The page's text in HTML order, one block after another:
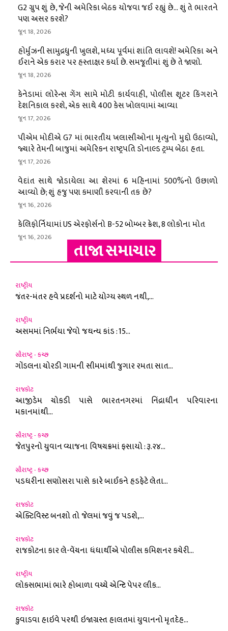
G2 ગ્રુપ શું છે, જેની અમેરિકા બેઠક યોજવા જઈ રહ્યું છે… શું તે ભારતને
પણ અસર કરશે?
જૂન 18, 2026
હોર્મુઝની સામુદ્રધુની ખુલશે, મધ્ય પૂર્વમાં શાંતિ લાવશે! અમેરિકા અને
ઈરાને એક કરાર પર હસ્તાક્ષર કર્યા છે. સમજૂતીમાં શું છે તે જાણો.
જૂન 18, 2026
કેનેડામાં લોરેન્સ ગેંગ સામે મોટી કાર્યવાહી, પોલીસ શૂટર કિંગરાને
દેશનિકાલ કરશે, એક સાથે 400 કેસ ખોલવામાં આવ્યા
જૂન 17, 2026
પીએમ મોદીએ G7 માં ભારતીય ખલાસીઓના મૃત્યુનો મુદ્દો ઉઠાવ્યો,
જ્યારે તેમની બાજુમાં અમેરિકન રાષ્ટ્રપતિ ડોનાલ્ડ ટ્રમ્પ બેઠા હતા.
જૂન 17, 2026
વેદાંત સાથે જોડાયેલા આ શેરમાં 6 મહિનામાં 500%નો ઉછાળો
આવ્યો છે; શું હજુ પણ કમાણી કરવાની તક છે?
જૂન 16, 2026
કેલિફોર્નિયામાં US એરફોર્સનો B-52 બોમ્બર ક્રેશ, 8 લોકોના મોત
જૂન 16, 2026
તાજા સમાચાર
રાષ્ટ્રીય
જંતર-મંતર હવે પ્રદર્શનો માટે યોગ્ય સ્થળ નથી,...
રાષ્ટ્રીય
અસમમાં નિર્ભયા જેવો જઘન્ય કાંડ : 15...
સૌરાષ્ટ્ર - કચ્છ
ગોંડલના ચોરડી ગામની સીમમાંથી જુગાર રમતા સાત...
રાજકોટ
આજીડેમ ચોકડી પાસે ભારતનગરમાં નિંદ્રાધીન પરિવારના
મકાનમાંથી...
સૌરાષ્ટ્ર - કચ્છ
જેતપુરનો યુવાન વ્યાજના વિષચક્રમાં ફસાયો : રૂ.૨૪...
સૌરાષ્ટ્ર - કચ્છ
પડધરીના સણોસરા પાસે કારે બાઈકને હડફેટે લેતા...
રાજકોટ
એક્ટિવિસ્ટ બનશો તો જેલમાં જવું જ પડશે,...
રાજકોટ
રાજકોટના કાર લે-વેંચના ધંધાર્થીએ પોલીસ કમિશનર કચેરી...
રાષ્ટ્રીય
લોકસભામાં ભારે હોબાળા વચ્ચે એન્ટિ પેપર લીક...
રાજકોટ
કુવાડવા હાઇવે પરથી ઇજાગ્રસ્ત હાલતમાં યુવાનનો મૃતદેહ...